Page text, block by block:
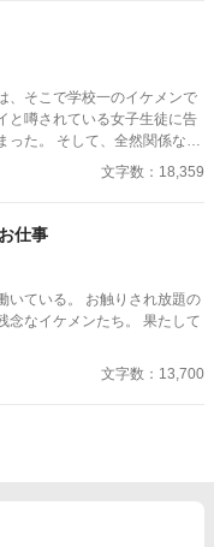
、そこで学校一のイケメンで
と噂されている女子生徒に告
関係ない
に。 平凡がイケメ
お話です♪
文字数：18,359
仕事
触りされ放題の
ケメンたち。 果たして
文字数：13,700